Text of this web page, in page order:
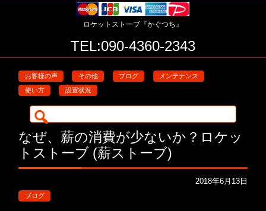
ロケットストーブ『かぐつち』
TEL:090-4360-2343
お客様の声 その他 ブログ メンテナンス
使い方 設置状況
検
索:
なぜ、薪の消費が少ないか？ロケッ
トストーブ (薪ストーブ)
2018年6月13日
ブログ